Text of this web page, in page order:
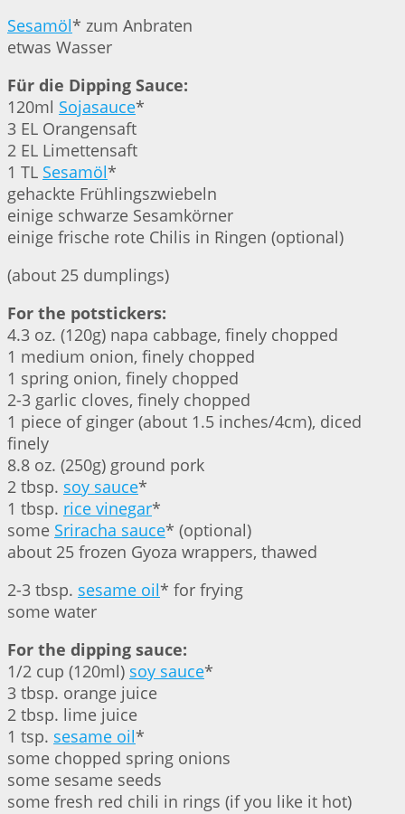
Sesamöl* zum Anbraten
etwas Wasser
Für die Dipping Sauce:
120ml Sojasauce*
3 EL Orangensaft
2 EL Limettensaft
1 TL Sesamöl*
gehackte Frühlingszwiebeln
einige schwarze Sesamkörner
einige frische rote Chilis in Ringen (optional)
(about 25 dumplings)
For the potstickers:
4.3 oz. (120g) napa cabbage, finely chopped
1 medium onion, finely chopped
1 spring onion, finely chopped
2-3 garlic cloves, finely chopped
1 piece of ginger (about 1.5 inches/4cm), diced
finely
8.8 oz. (250g) ground pork
2 tbsp. soy sauce*
1 tbsp. rice vinegar*
some Sriracha sauce* (optional)
about 25 frozen Gyoza wrappers, thawed
2-3 tbsp. sesame oil* for frying
some water
For the dipping sauce:
1/2 cup (120ml) soy sauce*
3 tbsp. orange juice
2 tbsp. lime juice
1 tsp. sesame oil*
some chopped spring onions
some sesame seeds
some fresh red chili in rings (if you like it hot)